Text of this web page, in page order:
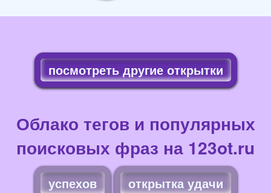
посмотреть другие открытки
Облако тегов и популярных
поисковых фраз на 123ot.ru
успехов открытка удачи